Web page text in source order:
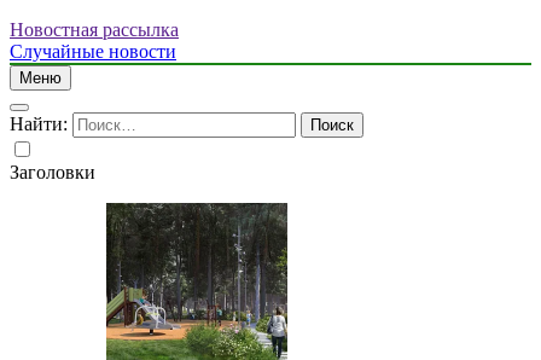
Новостная рассылка
Случайные новости
Меню
Найти:
Заголовки